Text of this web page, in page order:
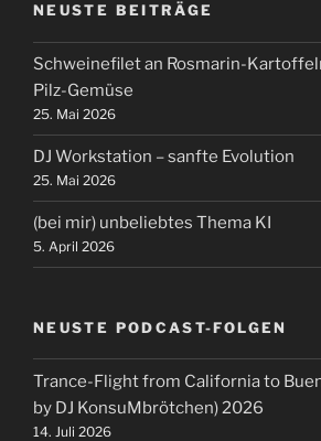
NEUSTE BEITRÄGE
Schweinefilet an Rosmarin-
Pilz-Gemüse
25. Mai 2026
DJ Workstation – sanfte Evolution
25. Mai 2026
(bei mir) unbeliebtes Thema KI
5. April 2026
NEUSTE PODCAST-FOLGEN
Trance-Flight from California to
by DJ KonsuMbrötchen) 2026
14. Juli 2026